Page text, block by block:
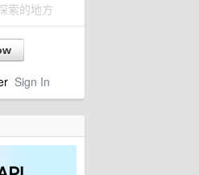
索的地方
Sign In